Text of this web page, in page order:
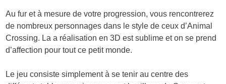
Au fur et à mesure de votre progression, vous rencontrerez
de nombreux personnages dans le style de ceux d’Animal
Crossing. La a réalisation en 3D est sublime et on se prend
d’affection pour tout ce petit monde.
Le jeu consiste simplement à se tenir au centre des